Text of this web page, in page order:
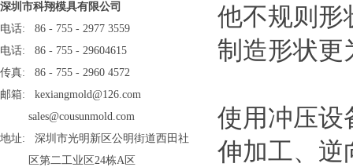
深圳市科翔模具有限公司
电话: 86 - 755 - 2977 3559
电话: 86 - 755 - 29604615
传真: 86 - 755 - 2960 4572
邮箱: kexiangmold@126.com
sales@cousunmold.com
地址: 深圳市光明新区公明街道西田社
区第二工业区24栋A区
他不规则形
制造形状更
使用冲压设
伸加工、逆